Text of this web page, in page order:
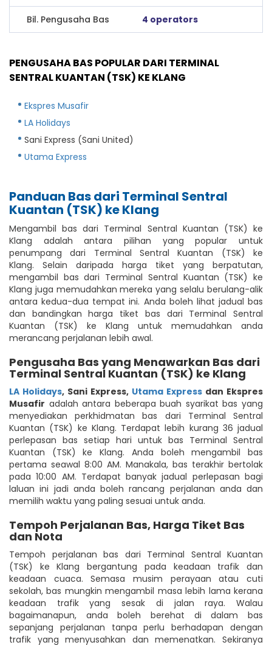
Bil. Pengusaha Bas 4 operators
PENGUSAHA BAS POPULAR DARI TERMINAL
SENTRAL KUANTAN (TSK) KE KLANG
Ekspres Musafir
LA Holidays
Sani Express (Sani United)
Utama Express
Panduan Bas dari Terminal Sentral
Kuantan (TSK) ke Klang
Mengambil bas dari Terminal Sentral Kuantan (TSK) ke
Klang adalah antara pilihan yang popular untuk
penumpang dari Terminal Sentral Kuantan (TSK) ke
Klang. Selain daripada harga tiket yang berpatutan,
mengambil bas dari Terminal Sentral Kuantan (TSK) ke
Klang juga memudahkan mereka yang selalu berulang-alik
antara kedua-dua tempat ini. Anda boleh lihat jadual bas
dan bandingkan harga tiket bas dari Terminal Sentral
Kuantan (TSK) ke Klang untuk memudahkan anda
merancang perjalanan lebih awal.
Pengusaha Bas yang Menawarkan Bas dari
Terminal Sentral Kuantan (TSK) ke Klang
LA Holidays, Sani Express, Utama Express dan Ekspres
Musafir adalah antara beberapa buah syarikat bas yang
menyediakan perkhidmatan bas dari Terminal Sentral
Kuantan (TSK) ke Klang. Terdapat lebih kurang 36 jadual
perlepasan bas setiap hari untuk bas Terminal Sentral
Kuantan (TSK) ke Klang. Anda boleh mengambil bas
pertama seawal 8:00 AM. Manakala, bas terakhir bertolak
pada 10:00 AM. Terdapat banyak jadual perlepasan bagi
laluan ini jadi anda boleh rancang perjalanan anda dan
memilih waktu yang paling sesuai untuk anda.
Tempoh Perjalanan Bas, Harga Tiket Bas
dan Nota
Tempoh perjalanan bas dari Terminal Sentral Kuantan
(TSK) ke Klang bergantung pada keadaan trafik dan
keadaan cuaca. Semasa musim perayaan atau cuti
sekolah, bas mungkin mengambil masa lebih lama kerana
keadaan trafik yang sesak di jalan raya. Walau
bagaimanapun, anda boleh berehat di dalam bas
sepanjang perjalanan tanpa perlu berhadapan dengan
trafik yang menyusahkan dan memenatkan. Sekiranya